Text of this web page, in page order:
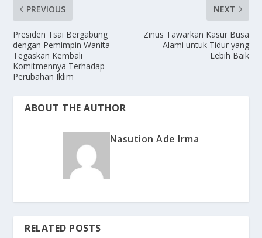
PREVIOUS
Presiden Tsai Bergabung
dengan Pemimpin Wanita
Tegaskan Kembali
Komitmennya Terhadap
Perubahan Iklim
NEXT
Zinus Tawarkan Kasur Busa
Alami untuk Tidur yang
Lebih Baik
ABOUT THE AUTHOR
Nasution Ade Irma
RELATED POSTS